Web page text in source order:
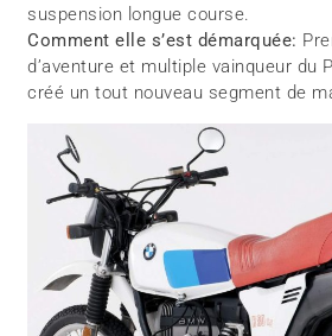
suspension longue course.
Comment elle s’est démarquée:
d’aventure et multiple vainqueur du
créé un tout nouveau segment de